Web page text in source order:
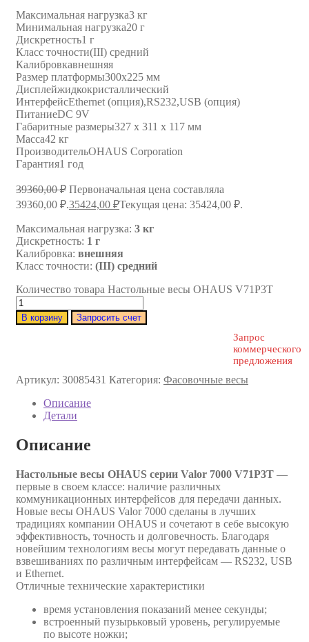
Максимальная нагрузка3 кг
Минимальная нагрузка20 г
Дискретность1 г
Класс точности(III) средний
Калибровкавнешняя
Размер платформы300х225 мм
Дисплейжидкокристаллический
ИнтерфейсEthernet (опция),RS232,USB (опция)
ПитаниеDC 9V
Габаритные размеры327 х 311 х 117 мм
Масса42 кг
ПроизводительOHAUS Corporation
Гарантия1 год
39360,00₽ Первоначальная цена составляла
39360,00 ₽.35424,00 ₽Текущая цена: 35424,00 ₽.
Максимальная нагрузка: 3 кг
Дискретность: 1 г
Калибровка: внешняя
Класс точности: (III) средний
Количество товара Настольные весы OHAUS V71P3T
В корзину Запросить счет
Запрос
коммерческого
предложения
Артикул: 30085431 Категория: Фасовочные весы
Описание
Детали
Описание
Настольные весы OHAUS серии Valor 7000 V71P3T —
первые в своем классе: наличие различных
коммуникационных интерфейсов для передачи данных.
Новые весы OHAUS Valor 7000 сделаны в лучших
традициях компании OHAUS и сочетают в себе высокую
эффективность, точность и долговечность. Благодаря
новейшим технологиям весы могут передавать данные о
взвешиваниях по различным интерфейсам — RS232, USB
и Ethernet.
Отличные технические характеристики
время установления показаний менее секунды;
встроенный пузырьковый уровень, регулируемые
по высоте ножки;